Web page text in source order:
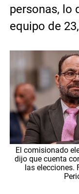
personas, lo
equipo de
El comisionado
dijo que cuenta
las elecciones.